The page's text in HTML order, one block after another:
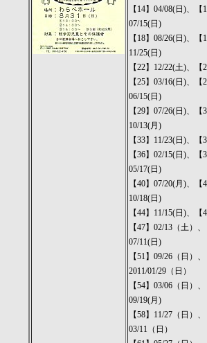
【14】04/08(日)、
07/15(日)
【18】08/26(日)、
11/25(日)
【22】12/22(土)、
【25】03/16(日)、
06/15(日)
【29】07/26(日)、
10/13(月)
【33】11/23(日)、
【36】02/15(日)、
05/17(日)
【40】07/20(月)、
10/18(日)
【44】11/15(日)、
【47】02/13（土）
07/11(日)
【51】09/26（日）
2011/01/29（日）
【54】03/06（日）
09/19(月)
【58】11/27（日）
03/11（日）